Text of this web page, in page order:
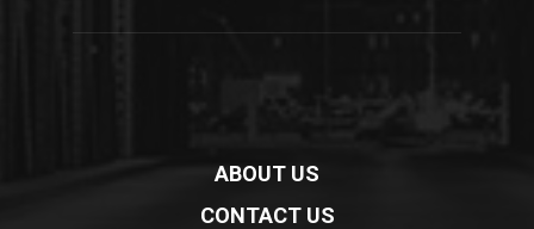
ABOUT US
CONTACT US